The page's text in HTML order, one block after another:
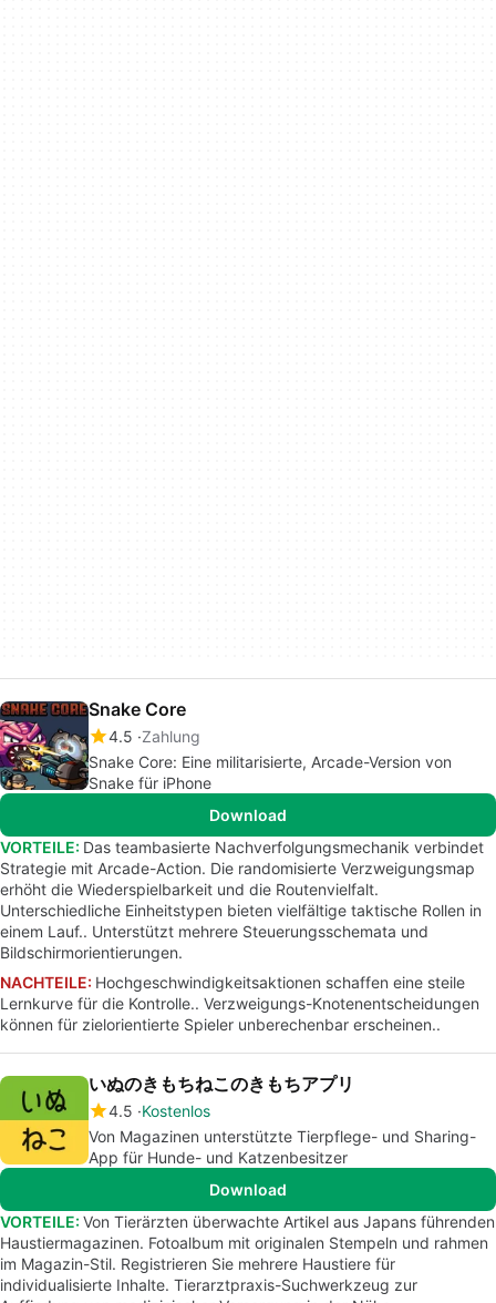
Snake Core
4.5 Zahlung
Snake Core: Eine militarisierte, Arcade-Version von
Snake für iPhone
Download
VORTEILE: Das teambasierte Nachverfolgungsmechanik verbindet
Strategie mit Arcade-Action. Die randomisierte Verzweigungsmap
erhöht die Wiederspielbarkeit und die Routenvielfalt.
Unterschiedliche Einheitstypen bieten vielfältige taktische Rollen in
einem Lauf.. Unterstützt mehrere Steuerungsschemata und
Bildschirmorientierungen.
NACHTEILE: Hochgeschwindigkeitsaktionen schaffen eine steile
Lernkurve für die Kontrolle.. Verzweigungs-Knotenentscheidungen
können für zielorientierte Spieler unberechenbar erscheinen..
いぬのきもちねこのきもちアプリ
4.5 Kostenlos
Von Magazinen unterstützte Tierpflege- und Sharing-
App für Hunde- und Katzenbesitzer
Download
VORTEILE: Von Tierärzten überwachte Artikel aus Japans führenden
Haustiermagazinen. Fotoalbum mit originalen Stempeln und rahmen
im Magazin-Stil. Registrieren Sie mehrere Haustiere für
individualisierte Inhalte. Tierarztpraxis-Suchwerkzeug zur